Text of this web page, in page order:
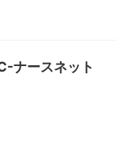
ナースネット